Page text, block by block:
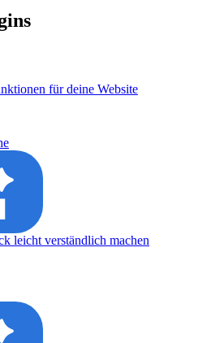
für deine Website
leicht verständlich machen